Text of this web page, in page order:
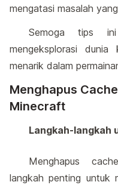
mengatasi masalah
Semoga tips
mengeksplorasi
menarik dalam
Menghapus
Minecraft
Langkah-langkah
Menghapus
langkah penting untuk